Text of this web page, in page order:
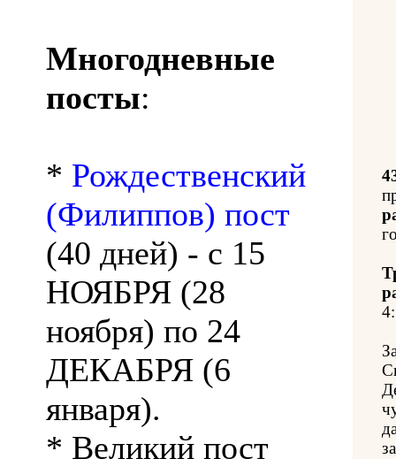
Многодневные
посты:
* Рождественский
(Филиппов) пост
(40 дней) - с 15
НОЯБРЯ (28
ноября) по 24
ДЕКАБРЯ (6
января).
* Великий пост
4: